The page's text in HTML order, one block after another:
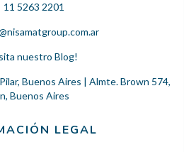
11 5263 2201
nuestro Blog!
Buenos Aires | Almte. Brown 574,
Buenos Aires
LEGAL